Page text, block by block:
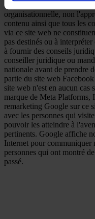
des preuves. Proofbox
organisationnelle, non
contenu ainsi que tous les
via ce site web ne
pas destinés ou à
à fournir des conseils
conseiller juridique ou
nationale avant de prendre
partie du site web
site web n'est en aucun cas
marque de Meta Platforms,
remarketing Google sur ce
avec les personnes qui
pouvoir les atteindre à
pertinents. Google affiche
Internet pour communiquer
personnes qui ont montré
passé.